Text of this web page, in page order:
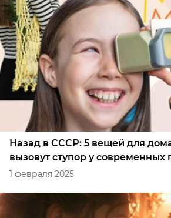
Назад в СССР: 5 вещей для
вызовут ступор у современных
1 февраля 2025